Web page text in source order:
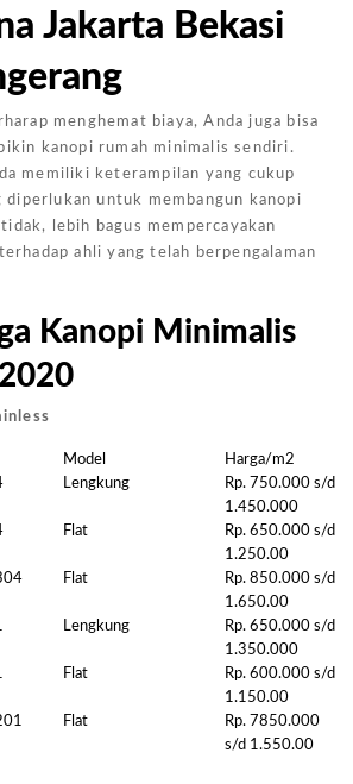
Jakarta Bekasi
menghemat biaya, Anda juga bisa
kanopi rumah minimalis sendiri.
memiliki keterampilan yang cukup
diperlukan untuk membangun kanopi
lebih bagus mempercayakan
ahli yang telah berpengalaman
Kanopi Minimalis
Model
Harga/m2
Lengkung
Rp. 750.000 s/d
1.450.000
Flat
Rp. 650.000 s/d
1.250.00
Flat
Rp. 850.000 s/d
1.650.00
Lengkung
Rp. 650.000 s/d
1.350.000
Flat
Rp. 600.000 s/d
1.150.00
Flat
Rp. 7850.000
s/d 1.550.00